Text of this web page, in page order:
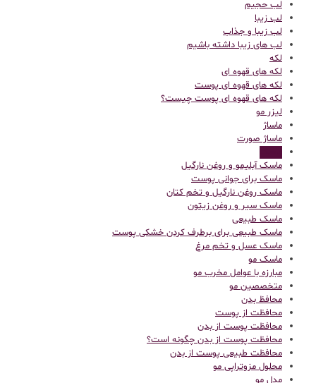
لب حجیم
لب زیبا
لب زیبا و جذاب
لب های زیبا داشته باشیم
لکه
لکه های قهوه ای
لکه های قهوه ای پوست
لکه های قهوه ای پوست چیست؟
لیزر مو
ماساژ
ماساژ صورت
ماسک آبلیمو و روغن نارگیل
ماسک برای جوانی پوست
ماسک روغن نارگیل و تخم کتان
ماسک سیر و روغن زیتون
ماسک طبیعی
ماسک طبیعی برای برطرف کردن خشکی پوست
ماسک عسل و تخم مرغ
ماسک مو
مبارزه با عوامل مخرب مو
متخصصین مو
محافظ بدن
محافظت از پوست
محافظت پوست از بدن
محافظت پوست از بدن چگونه است؟
محافظت طبیعی پوست از بدن
محلول مزوتراپی مو
مدل مو